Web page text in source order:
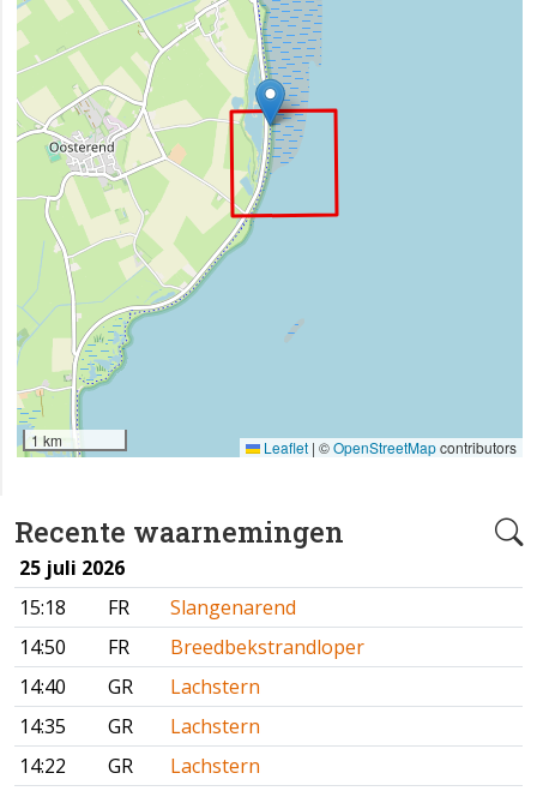
Recente waarnemingen
25 juli 2026
15:18
FR
Slangenarend
14:50
FR
Breedbekstrandloper
14:40
GR
Lachstern
14:35
GR
Lachstern
14:22
GR
Lachstern
1 km Leaflet | ©OpenStreetMapcontributors